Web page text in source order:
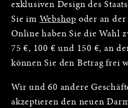
exklusiven Design des
Sie im Webshop oder an der
Online haben Sie die Wahl
75 €, 100 € und 150 €, an
können Sie den Betrag frei
Wir und 60 andere
akzeptieren den neuen